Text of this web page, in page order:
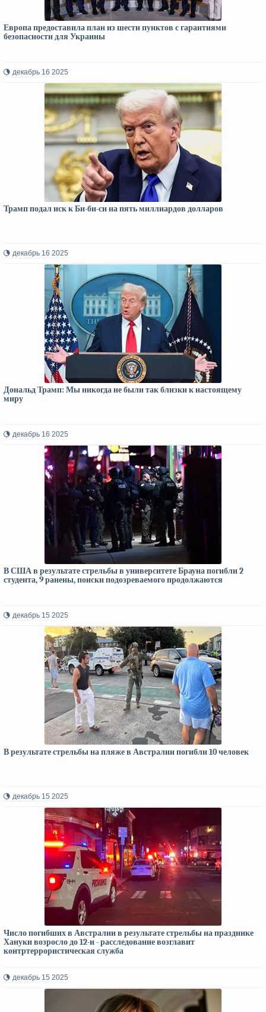
Европа предоставила план из шести пунктов с гарантиями
безопасности для Украины
декабрь 16 2025
Трамп подал иск к Би-би-си на пять миллиардов долларов
декабрь 16 2025
Дональд Трамп: Мы никогда не были так близки к настоящему
миру
декабрь 16 2025
В США в результате стрельбы в университете Брауна погибли 2
студента, 9 ранены, поиски подозреваемого продолжаются
декабрь 15 2025
В результате стрельбы на пляже в Австралии погибли 10 человек
декабрь 15 2025
Число погибших в Австралии в результате стрельбы на празднике
Хануки возросло до 12-и - расследование возглавит
контртеррористическая служба
декабрь 15 2025